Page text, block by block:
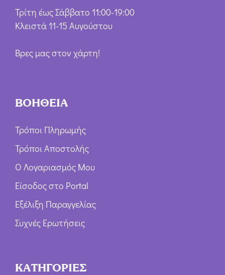
Τρίτη έως Σάββατο 11:00-19:00
Κλειστά 11-15 Αυγούστου
Βρες μας στον χάρτη!
ΒΟΗΘΕΙΑ
Τρόποι Πληρωμής
Τρόποι Αποστολής
Ο Λογαριασμός Μου
Είσοδος στο Portal
Εξέλιξη Παραγγελίας
Συχνές Ερωτήσεις
ΚΑΤΗΓΟΡΙΕΣ